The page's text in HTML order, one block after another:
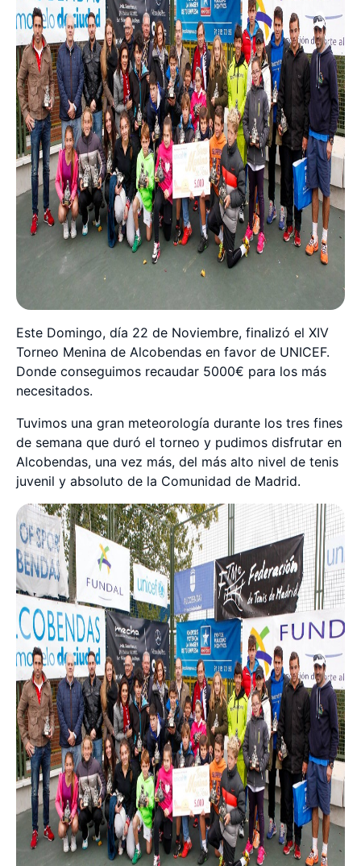
Este Domingo, día 22 de Noviembre, finalizó el XIV
Torneo Menina de Alcobendas en favor de UNICEF.
Donde conseguimos recaudar 5000€ para los más
necesitados.
Tuvimos una gran meteorología durante los tres fines
de semana que duró el torneo y pudimos disfrutar en
Alcobendas, una vez más, del más alto nivel de tenis
juvenil y absoluto de la Comunidad de Madrid.